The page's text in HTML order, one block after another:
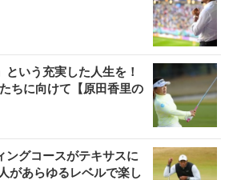
という充実した人生を！
ちに向けて【原田香里の
ングコースがテキサスに
があらゆるレベルで楽し